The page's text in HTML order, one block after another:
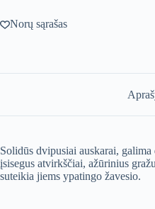
ring"Norų sąrašas
Solidūs dvipusiai auskarai,
įsisegus atvirkščiai, ažūrinius
suteikia jiems ypatingo žavesio.